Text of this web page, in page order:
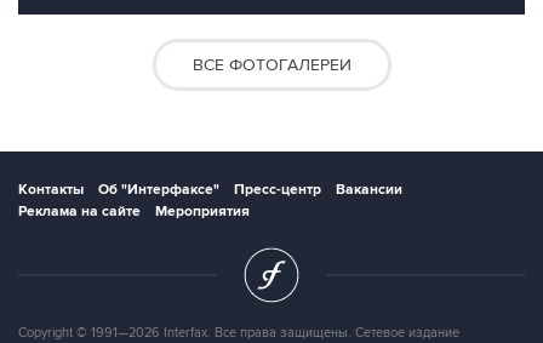
ВСЕ ФОТОГАЛЕРЕИ
Контакты Об "Интерфаксе" Пресс-центр
Вакансии
Реклама на сайте
Мероприятия
Copyright © 1991—2026 Interfax. Все права защищены. Сетевое издание